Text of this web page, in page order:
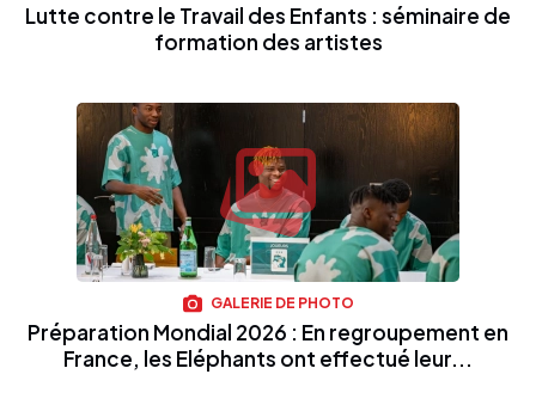
Lutte contre le Travail des Enfants : séminaire de
formation des artistes
GALERIE DE PHOTO
Préparation Mondial 2026 : En regroupement en
France, les Eléphants ont effectué leur...